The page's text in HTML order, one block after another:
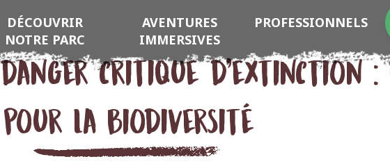
DÉCOUVRIR
NOTRE PARC
AVENTURES
IMMERSIVES
PROFESSIONNELS
critique d’extinction :
pour la biodiversité